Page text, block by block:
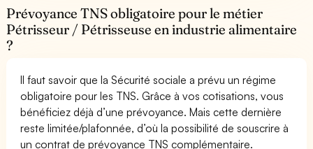
Prévoyance TNS obligatoire pour le métier
Pétrisseur / Pétrisseuse en industrie alimentaire
?
Il faut savoir que la Sécurité sociale a prévu un régime
obligatoire pour les TNS. Grâce à vos cotisations, vous
bénéficiez déjà d’une prévoyance. Mais cette dernière
reste limitée/plafonnée, d’où la possibilité de souscrire à
un contrat de prévoyance TNS complémentaire.